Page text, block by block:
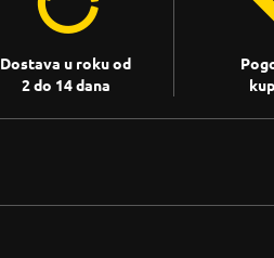
Dostava u roku od
2 do 14 dana